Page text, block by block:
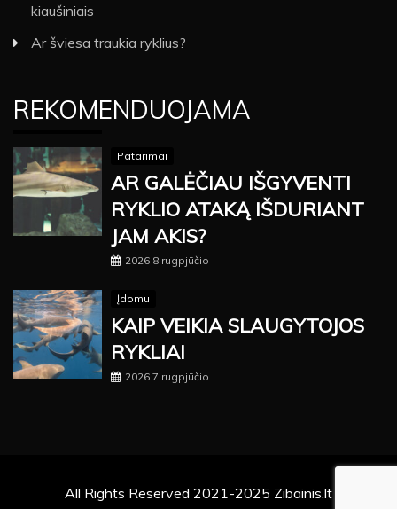
kiaušiniais
Ar šviesa traukia ryklius?
REKOMENDUOJAMA
Patarimai
AR GALĖČIAU IŠGYVENTI
RYKLIO ATAKĄ IŠDURIANT
JAM AKIS?
2026 8 rugpjūčio
Įdomu
KAIP VEIKIA SLAUGYTOJOS
RYKLIAI
2026 7 rugpjūčio
All Rights Reserved 2021-2025 Zibainis.lt